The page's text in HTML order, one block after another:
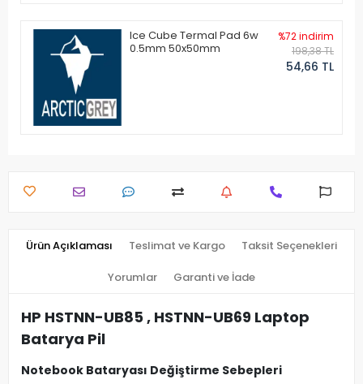
Ice Cube Termal Pad 6w
0.5mm 50x50mm
%72 indirim
198,38 TL
54,66 TL
Ürün Açıklaması Teslimat ve Kargo Taksit Seçenekleri
Yorumlar Garanti ve İade
HP HSTNN-UB85 , HSTNN-UB69 Laptop
Batarya Pil
Notebook Bataryası Değiştirme Sebepleri